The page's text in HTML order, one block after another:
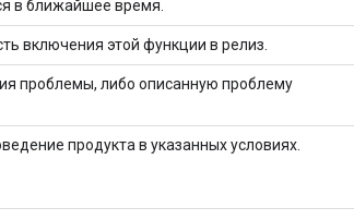
в ближайшее время.
включения этой функции в релиз.
проблемы, либо описанную проблему
продукта в указанных условиях.